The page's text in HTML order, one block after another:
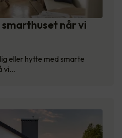
når vi
eller hytte med smarte
vi…